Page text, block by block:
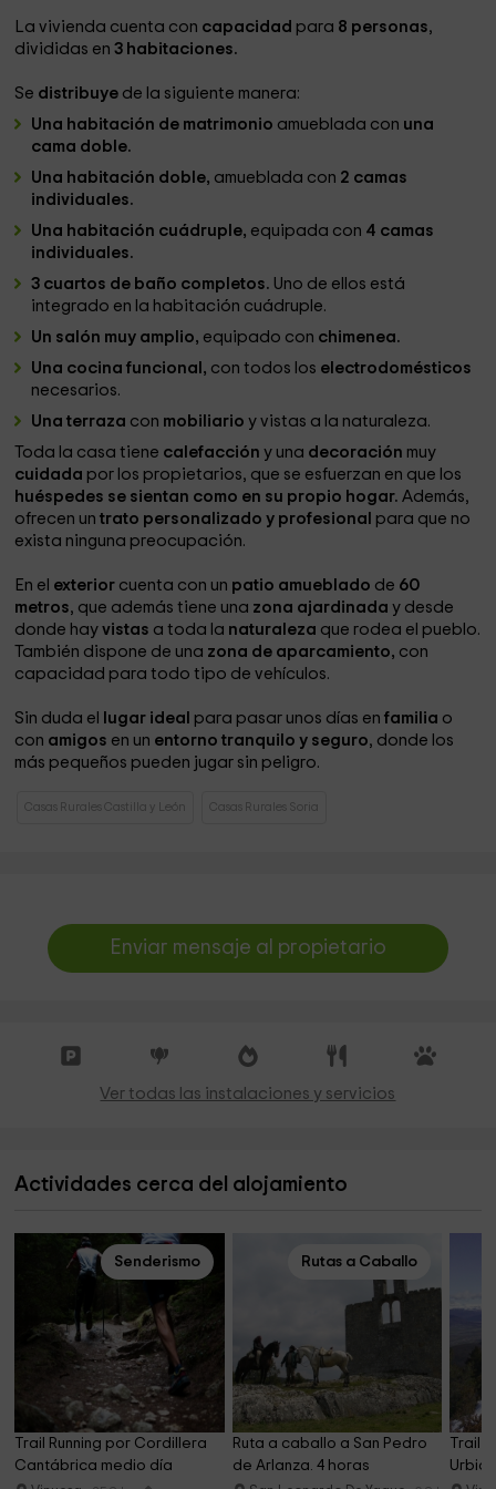
La vivienda cuenta con capacidad para 8 personas,
divididas en3 habitaciones.
Se distribuye de la siguiente manera:
Una habitación de matrimonio amueblada con una
cama doble.
Una habitación doble, amueblada con 2 camas
individuales.
Una habitación cuádruple, equipada con 4 camas
individuales.
3 cuartos de baño completos. Uno de ellos está
integrado en la habitación cuádruple.
Un salón muy amplio, equipado con chimenea.
Una cocina funcional, con todos los electrodomésticos
necesarios.
Una terraza con mobiliarioy vistas a la naturaleza.
Toda la casa tiene calefaccióny una decoración muy
cuidada por los propietarios, que se esfuerzan en que los
huéspedes se sientan como en su propio hogar. Además,
ofrecen un trato personalizado y profesional para que no
exista ninguna preocupación.
En el exterior cuenta con un patio amueblado de 60
metros, que además tiene una zona ajardinada y desde
donde hayvistas a toda la naturaleza que rodea el pueblo.
También dispone de una zona de aparcamiento, con
capacidad para todo tipo de vehículos.
Sin duda el lugar ideal para pasar unos días enfamilia o
con amigos en un entorno tranquilo y seguro, donde los
más pequeños pueden jugar sin peligro.
Casas Rurales Castilla y León Casas Rurales Soria
Enviar mensaje al propietario
Ver todas las instalaciones y servicios
Actividades cerca del alojamiento
Senderismo
Trail Running por Cordillera
Cantábrica medio día
Rutas a Caballo
Ruta a caballo a San Pedro
de Arlanza. 4 horas
Trail